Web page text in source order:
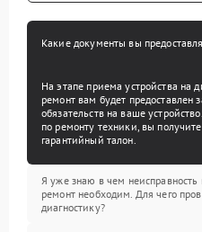
Какие документы вы
На этапе приема устройства на
ремонт вам будет предоставлен
обязательств на ваше
по ремонту техники, вы
гарантийный талон.
Я уже знаю в чем неисправность
ремонт необходим. Для чего
диагностику?